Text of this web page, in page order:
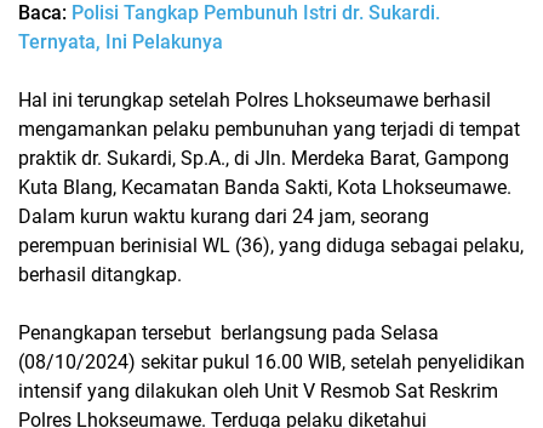
Baca: Polisi Tangkap Pembunuh Istri dr. Sukardi.
Ternyata, Ini Pelakunya
Hal ini terungkap setelah Polres Lhokseumawe berhasil
mengamankan pelaku pembunuhan yang terjadi di tempat
praktik dr. Sukardi, Sp.A., di Jln. Merdeka Barat, Gampong
Kuta Blang, Kecamatan Banda Sakti, Kota Lhokseumawe.
Dalam kurun waktu kurang dari 24 jam, seorang
perempuan berinisial WL (36), yang diduga sebagai pelaku,
berhasil ditangkap.
Penangkapan tersebut berlangsung pada Selasa
(08/10/2024) sekitar pukul 16.00 WIB, setelah penyelidikan
intensif yang dilakukan oleh Unit V Resmob Sat Reskrim
Polres Lhokseumawe. Terduga pelaku diketahui